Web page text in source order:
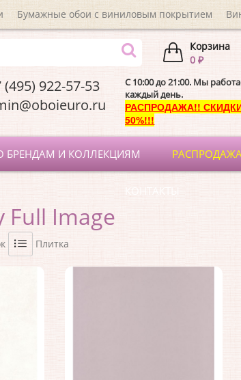
Бумажные обои с виниловым покрытием
Корзина
0 ₽
(495) 922-57-53
C 10:00 до 21:00. Мы
каждый день.
РАСПРОДАЖА!!
50%!!!
БРЕНДАМ И КОЛЛЕКЦИЯМ
КОНТАКТЫ
Full Image
Плитка